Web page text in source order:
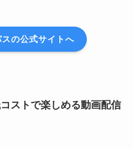
の公式サイトへ
ストで楽しめる動画配信